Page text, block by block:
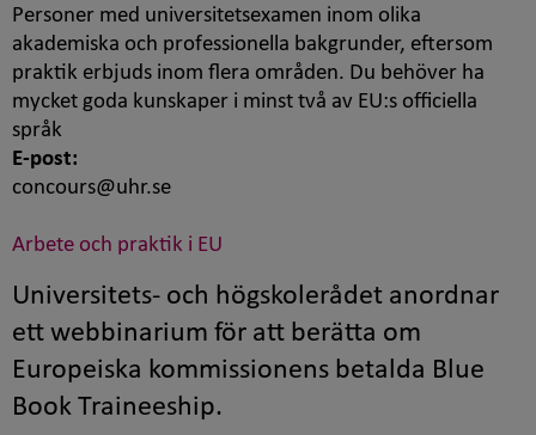
Personer med universitetsexamen inom olika
akademiska och professionella bakgrunder, eftersom
praktik erbjuds inom flera områden. Du behöver ha
mycket goda kunskaper i minst två av EU:s officiella
språk
E-post:
concours@uhr.se
Arbete och praktik i EU
Universitets- och högskolerådet anordnar
ett webbinarium för att berätta om
Europeiska kommissionens betalda Blue
Book Traineeship.